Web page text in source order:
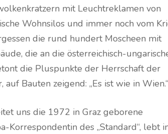
mit Leuchtreklamen von
Wohnsilos und immer noch vom
die rund hundert Moscheen mit
die an die österreichisch-
die Pluspunkte der Herrschaft der
Bauten zeigend: „Es ist wie in Wien.“
uns die 1972 in Graz geborene
des „Standard“, lebt